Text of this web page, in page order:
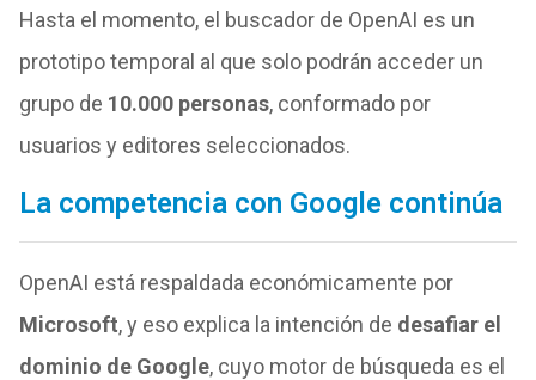
Hasta el momento, el buscador de OpenAI es un
prototipo temporal al que solo podrán acceder un
grupo de 10.000 personas, conformado por
usuarios y editores seleccionados.
La competencia con Google continúa
OpenAI está respaldada económicamente por
Microsoft, y eso explica la intención de desafiar el
dominio de Google, cuyo motor de búsqueda es el